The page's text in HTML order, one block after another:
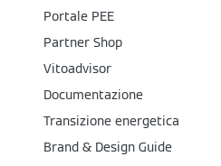
Portale PEE
Partner Shop
Vitoadvisor
Documentazione
Transizione energetica
Brand & Design Guide